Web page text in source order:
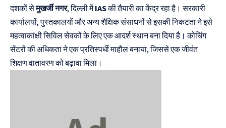
दशकों सेमुखर्जी नगर, दिल्ली मेंIASकी तैयारी का केंद्र रहा है। सरकारी
कार्यालयों, पुस्तकालयों और अन्य शैक्षिक संसाधनों से इसकी निकटता ने इसे
महत्वाकांक्षी सिविल सेवकों के लिए एक आदर्श स्थान बना दिया है। कोचिंग
सेंटरों की अधिकता ने एक प्रतिस्पर्धी माहौल बनाया, जिससे एक जीवंत
शिक्षण वातावरण को बढ़ावा मिला।